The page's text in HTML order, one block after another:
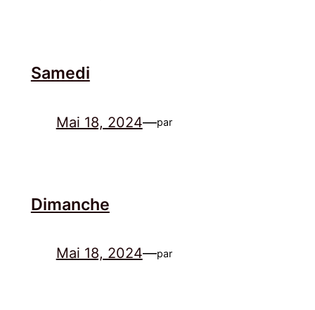
Samedi
Mai 18, 2024—par
Dimanche
Mai 18, 2024—par